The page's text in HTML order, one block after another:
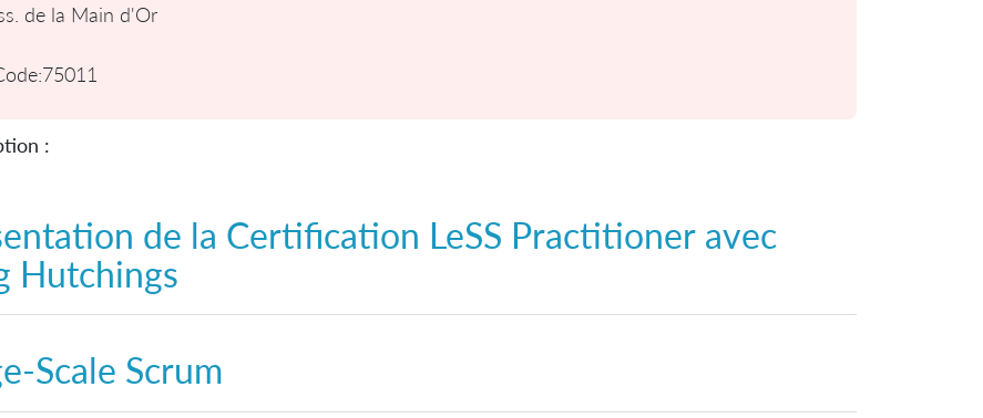
de la Main d'Or
75011
:
de la Certification LeSS Practitioner avec
Hutchings
Scale Scrum